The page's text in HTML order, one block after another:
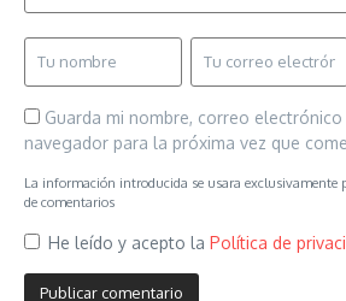
Guarda mi nombre, correo
navegador para la próxima vez que
La información introducida se usara exclusivamente
de comentarios
He leído y acepto la Política de